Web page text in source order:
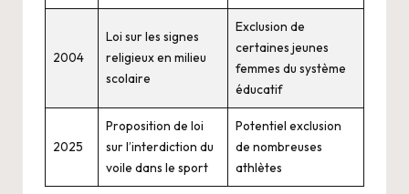
2004
Loi sur les signes
religieux en milieu
scolaire
Exclusion de
certaines jeunes
femmes du système
éducatif
2025
Proposition de loi
sur l’interdiction du
voile dans le sport
Potentiel exclusion
de nombreuses
athlètes